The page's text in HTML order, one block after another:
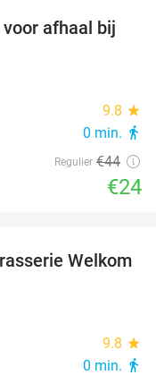
45%
afhaal bij
9.8 star
0 min. directions_walk
Regulier €44
€24
35%
Welkom
9.8 star
0 min. directions_walk